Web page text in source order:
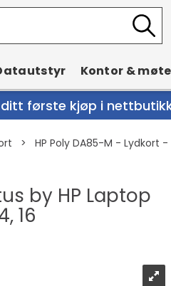
Kontor &
første kjøp i
>
HP Poly DA85-M - Lydkort -
by HP Laptop
16